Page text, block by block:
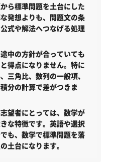
ら標準問題を土台にした
発想よりも、問題文の条
式や解法へつなげる処理
中の方針が合っていても
得点になりません。特に
三角比、数列の一般項、
分の計算で差がつきま
望者にとっては、数学が
な特徴です。英語や選択
も、数学で標準問題を落
土台になります。